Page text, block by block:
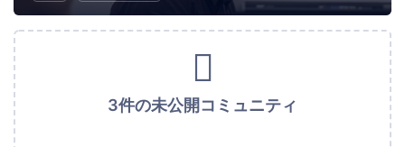
3件の未公開コミュニティ